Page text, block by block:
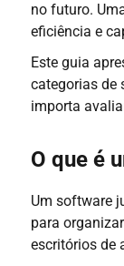
no futuro.
eficiência e
Este guia
categorias de
importa
O que é
Um software
para
escritórios de